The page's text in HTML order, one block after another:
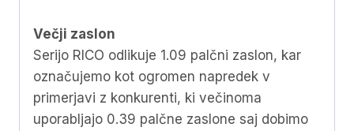
Večji zaslon
Serijo RICO odlikuje 1.09 palčni zaslon, kar
označujemo kot ogromen napredek v
primerjavi z konkurenti, ki večinoma
uporabljajo 0.39 palčne zaslone saj dobimo